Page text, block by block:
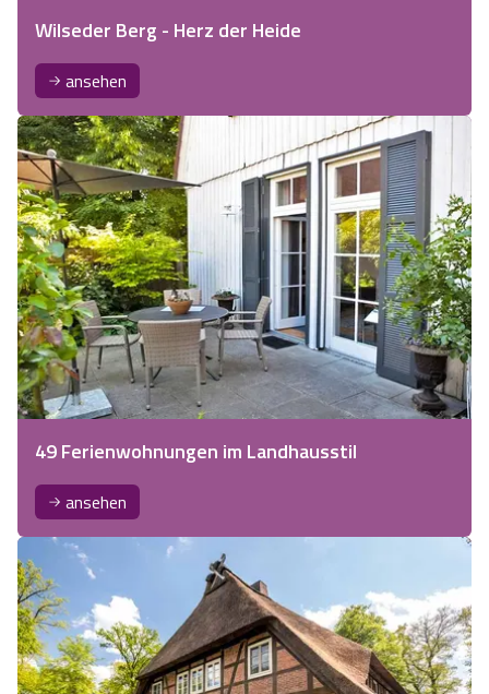
Wilseder Berg - Herz der Heide
ansehen
49 Ferienwohnungen im Landhausstil
ansehen